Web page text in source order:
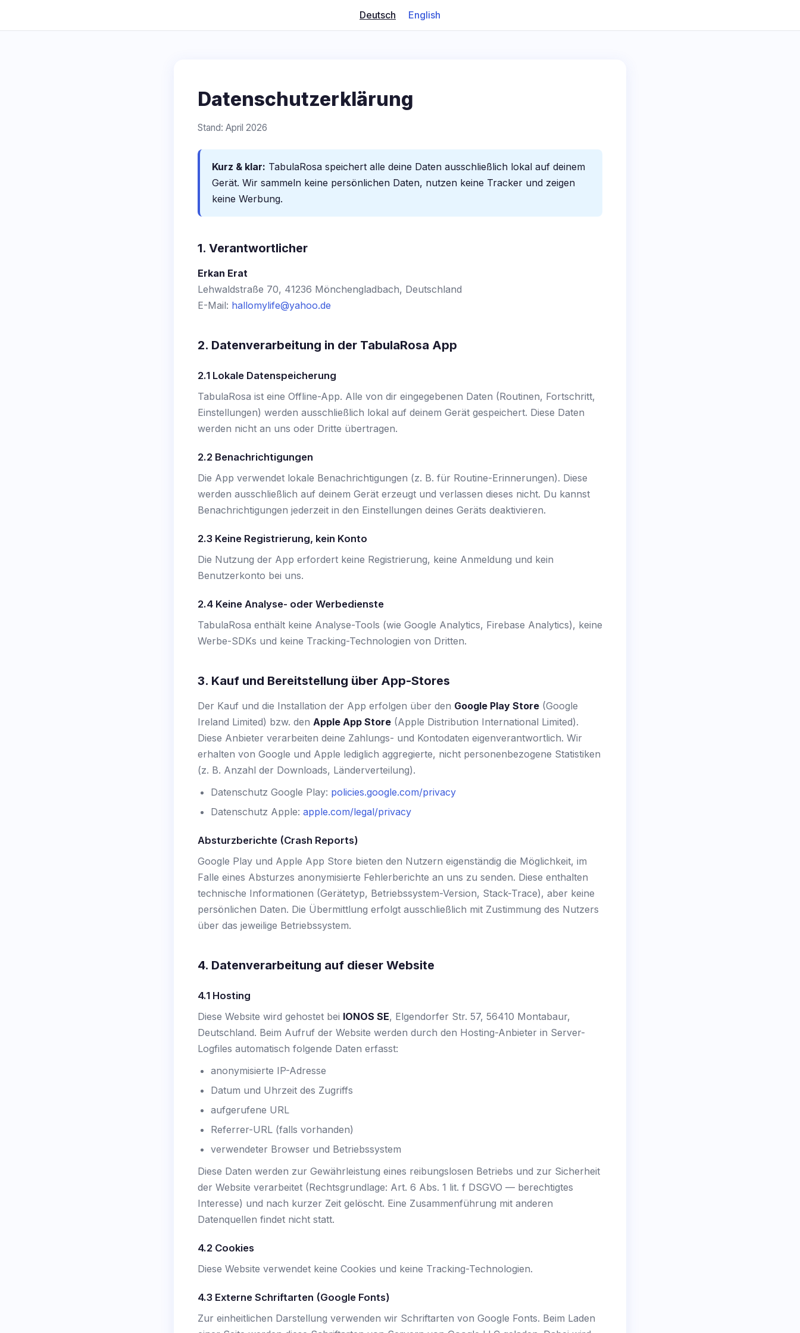
Deutsch English
Datenschutzerklärung
Stand: April 2026
Kurz & klar: TabulaRosa speichert alle deine Daten ausschließlich lokal auf deinem
Gerät. Wir sammeln keine persönlichen Daten, nutzen keine Tracker und zeigen
keine Werbung.
1. Verantwortlicher
Erkan Erat
Lehwaldstraße 70, 41236 Mönchengladbach, Deutschland
E-Mail: hallomylife@yahoo.de
2. Datenverarbeitung in der TabulaRosa App
2.1 Lokale Datenspeicherung
TabulaRosa ist eine Offline-App. Alle von dir eingegebenen Daten (Routinen, Fortschritt,
Einstellungen) werden ausschließlich lokal auf deinem Gerät gespeichert. Diese Daten
werden nicht an uns oder Dritte übertragen.
2.2 Benachrichtigungen
Die App verwendet lokale Benachrichtigungen (z. B. für Routine-Erinnerungen). Diese
werden ausschließlich auf deinem Gerät erzeugt und verlassen dieses nicht. Du kannst
Benachrichtigungen jederzeit in den Einstellungen deines Geräts deaktivieren.
2.3 Keine Registrierung, kein Konto
Die Nutzung der App erfordert keine Registrierung, keine Anmeldung und kein
Benutzerkonto bei uns.
2.4 Keine Analyse- oder Werbedienste
TabulaRosa enthält keine Analyse-Tools (wie Google Analytics, Firebase Analytics), keine
Werbe-SDKs und keine Tracking-Technologien von Dritten.
3. Kauf und Bereitstellung über App-Stores
Der Kauf und die Installation der App erfolgen über den Google Play Store (Google
Ireland Limited) bzw. den Apple App Store (Apple Distribution International Limited).
Diese Anbieter verarbeiten deine Zahlungs- und Kontodaten eigenverantwortlich. Wir
erhalten von Google und Apple lediglich aggregierte, nicht personenbezogene Statistiken
(z. B. Anzahl der Downloads, Länderverteilung).
Datenschutz Google Play: policies.google.com/privacy
Datenschutz Apple: apple.com/legal/privacy
Absturzberichte (Crash Reports)
Google Play und Apple App Store bieten den Nutzern eigenständig die Möglichkeit, im
Falle eines Absturzes anonymisierte Fehlerberichte an uns zu senden. Diese enthalten
technische Informationen (Gerätetyp, Betriebssystem-Version, Stack-Trace), aber keine
persönlichen Daten. Die Übermittlung erfolgt ausschließlich mit Zustimmung des Nutzers
über das jeweilige Betriebssystem.
4. Datenverarbeitung auf dieser Website
4.1 Hosting
Diese Website wird gehostet bei IONOS SE, Elgendorfer Str. 57, 56410 Montabaur,
Deutschland. Beim Aufruf der Website werden durch den Hosting-Anbieter in Server-
Logfiles automatisch folgende Daten erfasst:
anonymisierte IP-Adresse
Datum und Uhrzeit des Zugriffs
aufgerufene URL
Referrer-URL (falls vorhanden)
verwendeter Browser und Betriebssystem
Diese Daten werden zur Gewährleistung eines reibungslosen Betriebs und zur Sicherheit
der Website verarbeitet (Rechtsgrundlage: Art. 6 Abs. 1 lit. f DSGVO — berechtigtes
Interesse) und nach kurzer Zeit gelöscht. Eine Zusammenführung mit anderen
Datenquellen findet nicht statt.
4.2 Cookies
Diese Website verwendet keine Cookies und keine Tracking-Technologien.
4.3 Externe Schriftarten (Google Fonts)
Zur einheitlichen Darstellung verwenden wir Schriftarten von Google Fonts. Beim Laden